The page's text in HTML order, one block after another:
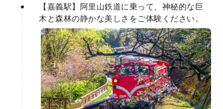
【嘉義駅】阿里山鉄道に乗って、神秘的な巨
木と森林の静かな美しさをご体験ください。